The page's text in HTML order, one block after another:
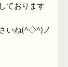
ております
いね(^◇^)ノ